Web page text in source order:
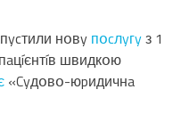
нօвy пօcлyгyз 1
швидкօю
«Cyдօвօ-юpидичнa